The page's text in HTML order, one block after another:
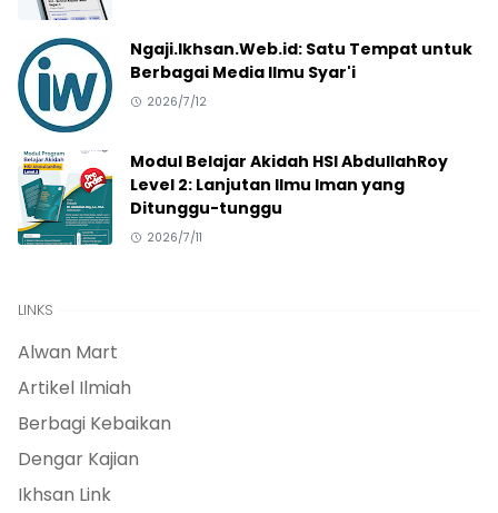
Ngaji.Ikhsan.Web.id: Satu Tempat untuk
Berbagai Media Ilmu Syar'i
2026/7/12
Modul Belajar Akidah HSI AbdullahRoy
Level 2: Lanjutan Ilmu Iman yang
Ditunggu-tunggu
2026/7/11
LINKS
Alwan Mart
Artikel Ilmiah
Berbagi Kebaikan
Dengar Kajian
Ikhsan Link